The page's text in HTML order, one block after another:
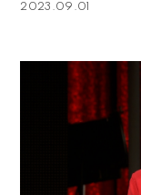
2023.09.01